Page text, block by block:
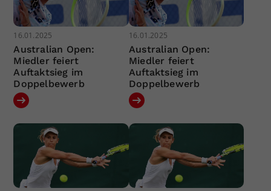
16.01.2025
Australian Open:
Miedler feiert
Auftaktsieg im
Doppelbewerb
16.01.2025
Australian Open:
Miedler feiert
Auftaktsieg im
Doppelbewerb